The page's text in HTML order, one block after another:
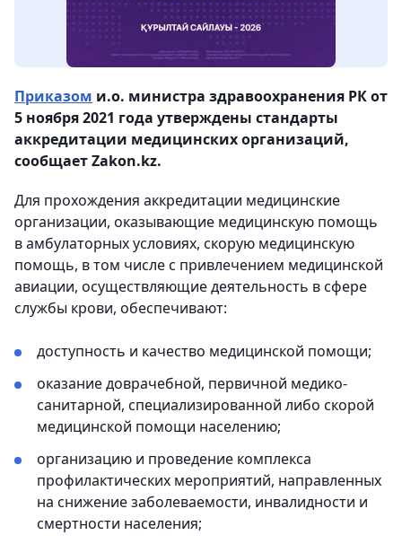
Приказом и.о. министра здравоохранения РК от
5 ноября 2021 года утверждены стандарты
аккредитации медицинских организаций,
сообщает Zakon.kz.
Для прохождения аккредитации медицинские
организации, оказывающие медицинскую помощь
в амбулаторных условиях, скорую медицинскую
помощь, в том числе с привлечением медицинской
авиации, осуществляющие деятельность в сфере
службы крови, обеспечивают:
доступность и качество медицинской помощи;
оказание доврачебной, первичной медико-
санитарной, специализированной либо скорой
медицинской помощи населению;
организацию и проведение комплекса
профилактических мероприятий, направленных
на снижение заболеваемости, инвалидности и
смертности населения;